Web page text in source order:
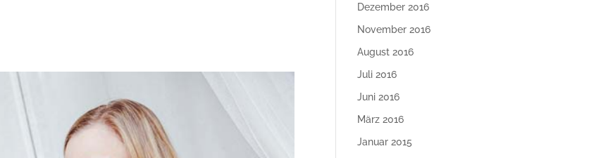
Dezember 2016
November 2016
August 2016
Juli 2016
Juni 2016
März 2016
Januar 2015